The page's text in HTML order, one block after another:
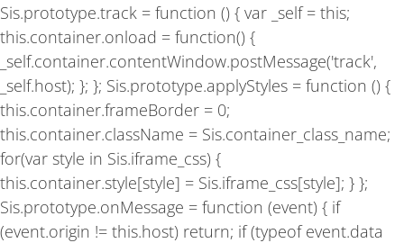
Sis.prototype.track = function () { var _self = this;
this.container.onload = function() {
_self.container.contentWindow.postMessage('track',
_self.host); }; }; Sis.prototype.applyStyles = function () {
this.container.frameBorder = 0;
this.container.className = Sis.container_class_name;
for(var style in Sis.iframe_css) {
this.container.style[style] = Sis.iframe_css[style]; } };
Sis.prototype.onMessage = function (event) { if
(event.origin != this.host) return; if (typeof event.data